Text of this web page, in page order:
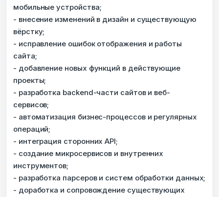
мобильные устройства;
- внесение изменений в дизайн и существующую
вёрстку;
- исправление ошибок отображения и работы
сайта;
- добавление новых функций в действующие
проекты;
- разработка backend-части сайтов и веб-
сервисов;
- автоматизация бизнес-процессов и регулярных
операций;
- интеграция сторонних API;
- создание микросервисов и внутренних
инструментов;
- разработка парсеров и систем обработки данных;
- доработка и сопровождение существующих